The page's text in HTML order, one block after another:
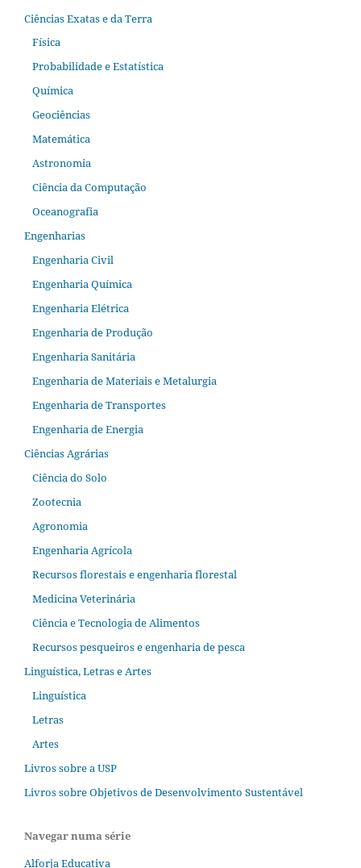
Ciências Exatas e da Terra
Física
Probabilidade e Estatística
Química
Geociências
Matemática
Astronomia
Ciência da Computação
Oceanografia
Engenharias
Engenharia Civil
Engenharia Química
Engenharia Elétrica
Engenharia de Produção
Engenharia Sanitária
Engenharia de Materiais e Metalurgia
Engenharia de Transportes
Engenharia de Energia
Ciências Agrárias
Ciência do Solo
Zootecnia
Agronomia
Engenharia Agrícola
Recursos florestais e engenharia florestal
Medicina Veterinária
Ciência e Tecnologia de Alimentos
Recursos pesqueiros e engenharia de pesca
Linguística, Letras e Artes
Linguística
Letras
Artes
Livros sobre a USP
Livros sobre Objetivos de Desenvolvimento Sustentável
Navegar numa série
Alforja Educativa